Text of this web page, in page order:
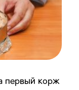
первый корж